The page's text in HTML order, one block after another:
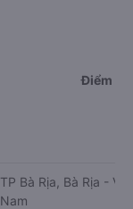
Điểm đi
TP Bà Rịa, Bà Rịa -
Nam